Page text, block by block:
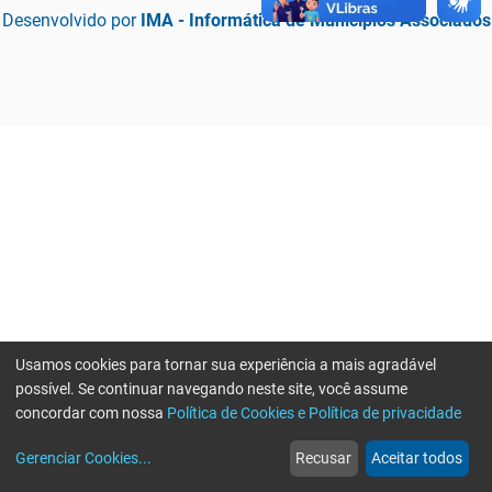
Desenvolvido por IMA - Informática de Municípios Associados
web
Notícias
more_horiz
Mais
Usamos cookies para tornar sua experiência a mais agradável
possível. Se continuar navegando neste site, você assume
concordar com nossa Política de Cookies e Política de privacidade
Gerenciar Cookies... Recusar Aceitar todos
Erro ao enviar informações, por favor tente novamente